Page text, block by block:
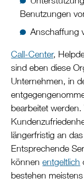
Benutzungen
Anschaffung
Call-Center,
sind eben diese
Unternehmen, in
bearbeitet
längerfristig an
Entsprechende
könnenentgeltlich
bestehen